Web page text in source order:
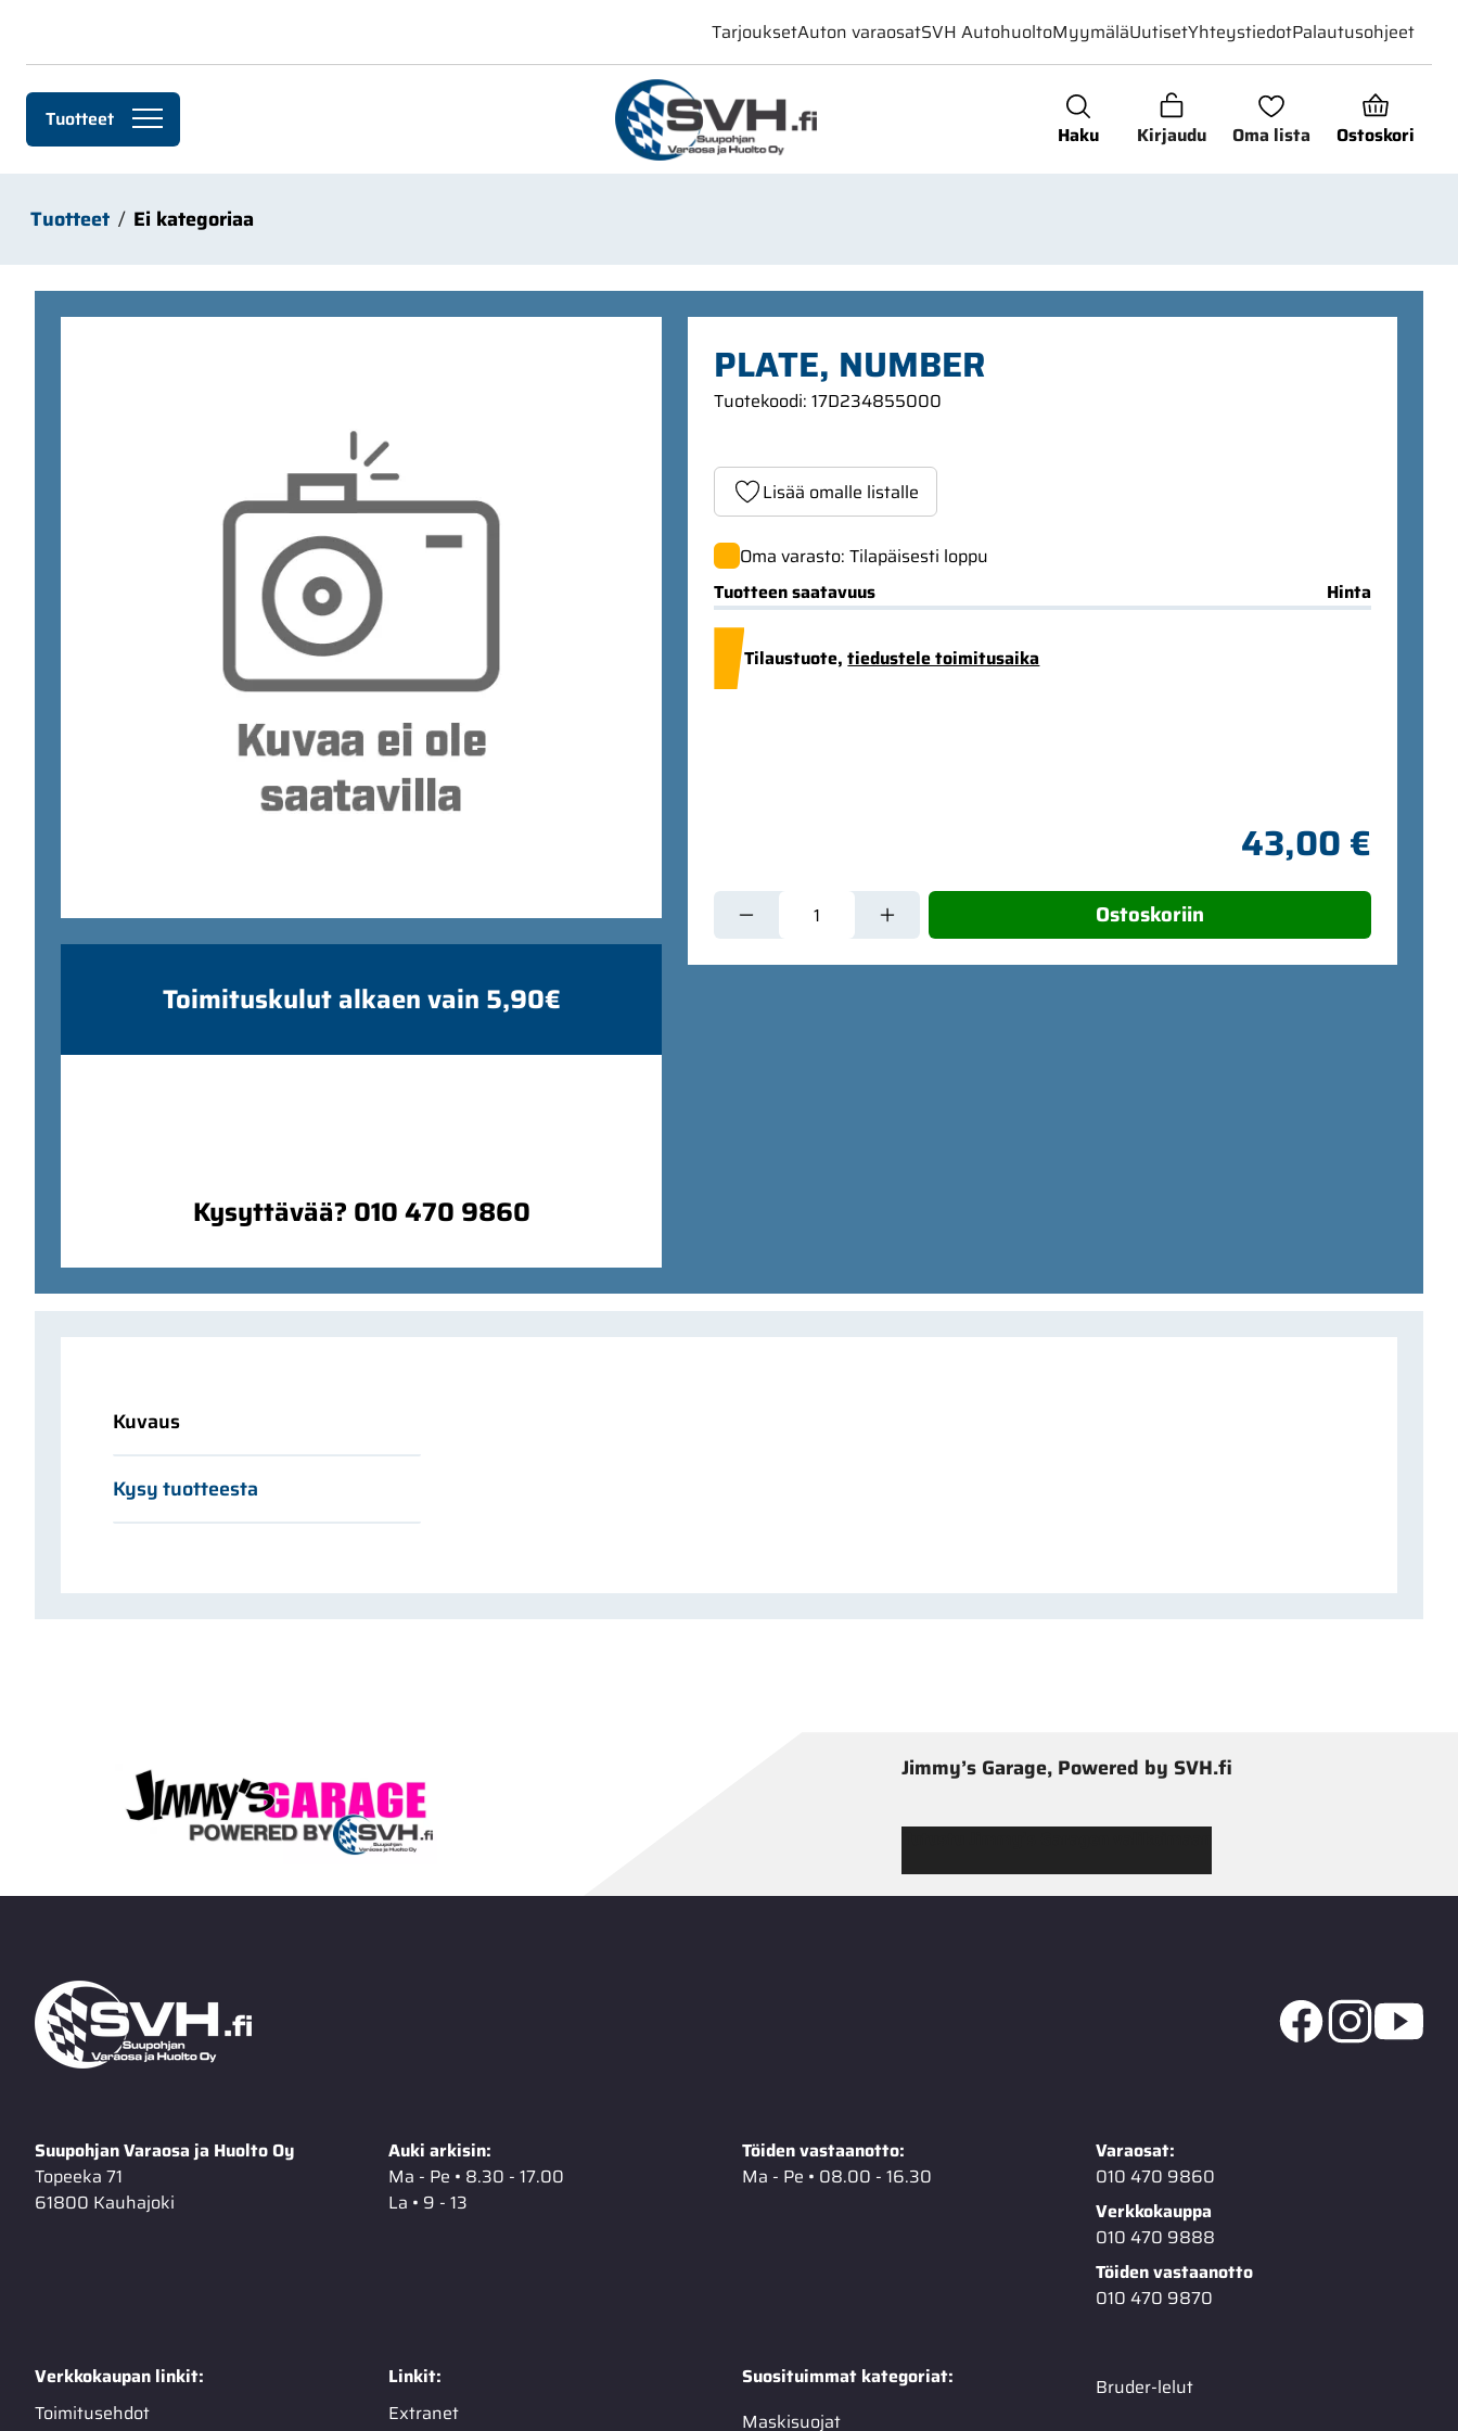
Haku Kirjaudu Oma lista Ostoskori
Tuotteet
TarjouksetAuton varaosatSVH AutohuoltoMyymäläUutisetYhteystiedotPalautusohjeet
Tuotteet Ei kategoriaa
PLATE, NUMBER
Ohita kuvat
Tuotekoodi: 17D234855000
Lisää omalle listalle
Oma varasto: Tilapäisesti loppu
Tuotteen saatavuus
Hinta
Tilaustuote,tiedustele toimitusaika
43,00 €
Ostoskoriin
Toimituskulut alkaen vain 5,90€
Kysyttävää? 010 470 9860
Kuvaus
Kysy tuotteesta
Jimmy’s Garage, Powered by SVH.fi
Suupohjan Varaosa ja Huolto Oy
Topeeka 71
61800 Kauhajoki
Auki arkisin:
Ma - Pe • 8.30 - 17.00
La • 9 - 13
Töiden vastaanotto:
Ma - Pe • 08.00 - 16.30
Varaosat:
010 470 9860
Verkkokauppa
010 470 9888
Töiden vastaanotto
010 470 9870
Verkkokaupan linkit:
Toimitusehdot
Linkit:
Extranet
Suosituimmat kategoriat:
Maskisuojat
Bruder-lelut